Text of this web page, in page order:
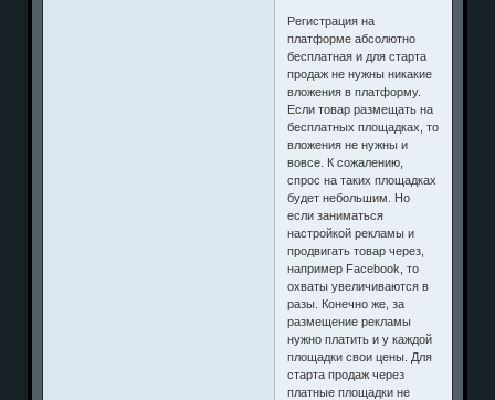
Регистрация на
платформе абсолютно
бесплатная и для старта
продаж не нужны никакие
вложения в платформу.
Если товар размещать на
бесплатных площадках, то
вложения не нужны и
вовсе. К сожалению,
спрос на таких площадках
будет небольшим. Но
если заниматься
настройкой рекламы и
продвигать товар через,
например Facebook, то
охваты увеличиваются в
разы. Конечно же, за
размещение рекламы
нужно платить и у каждой
площадки свои цены. Для
старта продаж через
платные площадки не